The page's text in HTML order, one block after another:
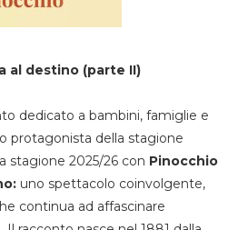
al destino (parte II)
dedicato a bambini, famiglie e
protagonista della stagione
stagione 2025/26 con Pinocchio
uno spettacolo coinvolgente,
continua ad affascinare